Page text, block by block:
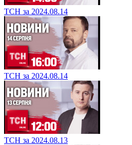
ТСН за 2024.08.14
ТСН за 2024.08.14
ТСН за 2024.08.13